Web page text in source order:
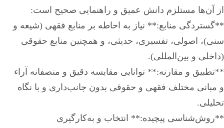
از آن‌ها مستلزم دانش عمیق و راهنمایی صحیح است:
**گستردگی منابع:** نیاز به احاطه بر منابع فقهی (شیعه و
سنی)، اصولی، تفسیری، حدیثی، و همچنین منابع حقوقی
(داخلی و بین‌المللی).
**تطبیق و مقارنه:** توانایی مقایسه دقیق و منصفانه آراء
و مبانی مختلف فقهی و حقوقی بدون جانب‌داری و با نگاه
تحلیلی.
**روش‌شناسی پیچیده:** انتخاب و به‌کارگیری